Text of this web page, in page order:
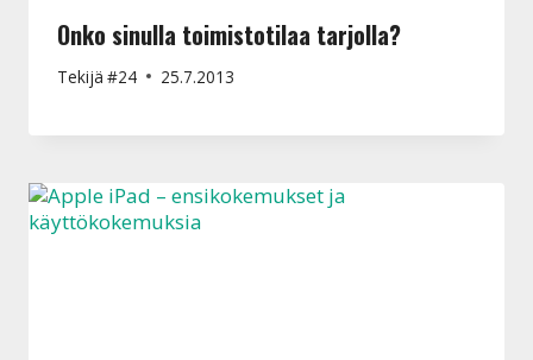
Onko sinulla toimistotilaa tarjolla?
Tekijä #24 25.7.2013